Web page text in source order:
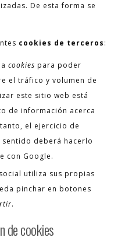
De esta forma se
cookies de terceros:
cookies para poder
el tráfico y volumen de
este sitio web está
de información acerca
el ejercicio de
deberá hacerlo
con Google.
utiliza sus propias
pinchar en botones
.
de cookies